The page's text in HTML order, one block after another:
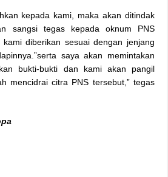
kepada kami, maka akan ditindak
sangsi tegas kepada oknum PNS
kami diberikan sesuai dengan jenjang
saya akan memintakan
bukti-bukti dan kami akan pangil
mencidrai citra PNS tersebut,” tegas